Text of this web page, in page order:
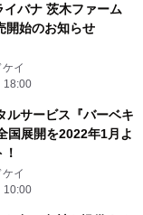
イバナ 茨木ファーム
開始のお知らせ
イ
18:00
ルサービス『バーベキ
国展開を2022年1月よ
イ
10:00